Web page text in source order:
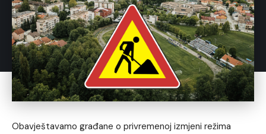
Obavještavamo građane o privremenoj izmjeni režima